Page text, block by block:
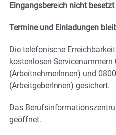
Eingangsbereich nicht besetzt
Termine und Einladungen
Die telefonische
kostenlosen Servicenummern
(ArbeitnehmerInnen) und
(ArbeitgeberInnen) gesichert.
Das
geöffnet.